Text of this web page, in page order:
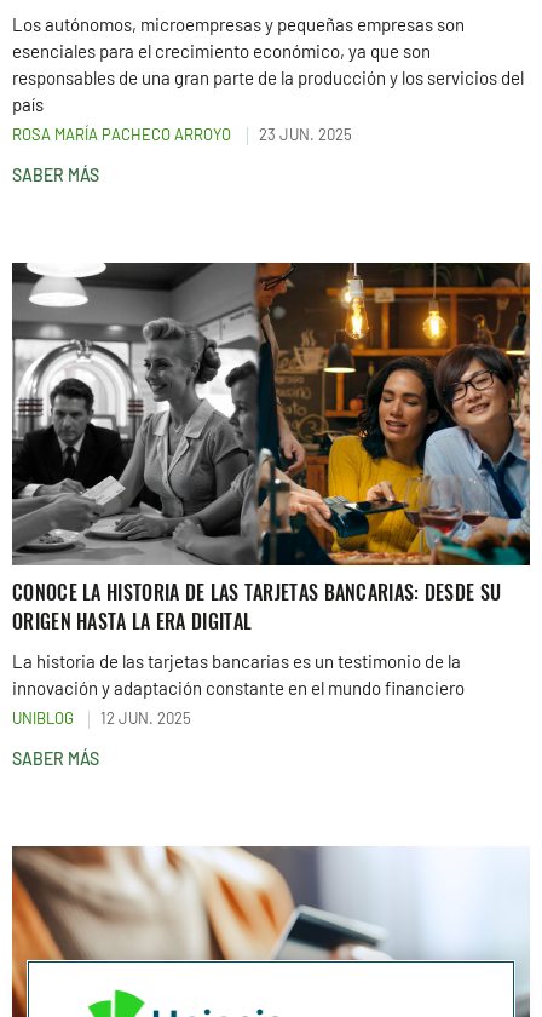
Los autónomos, microempresas y pequeñas empresas son
esenciales para el crecimiento económico, ya que son
responsables de una gran parte de la producción y los servicios del
país
ROSA MARÍA PACHECO ARROYO 23 JUN. 2025
SABER MÁS
CONOCE LA HISTORIA DE LAS TARJETAS BANCARIAS: DESDE SU
ORIGEN HASTA LA ERA DIGITAL
La historia de las tarjetas bancarias es un testimonio de la
innovación y adaptación constante en el mundo financiero
UNIBLOG 12 JUN. 2025
SABER MÁS